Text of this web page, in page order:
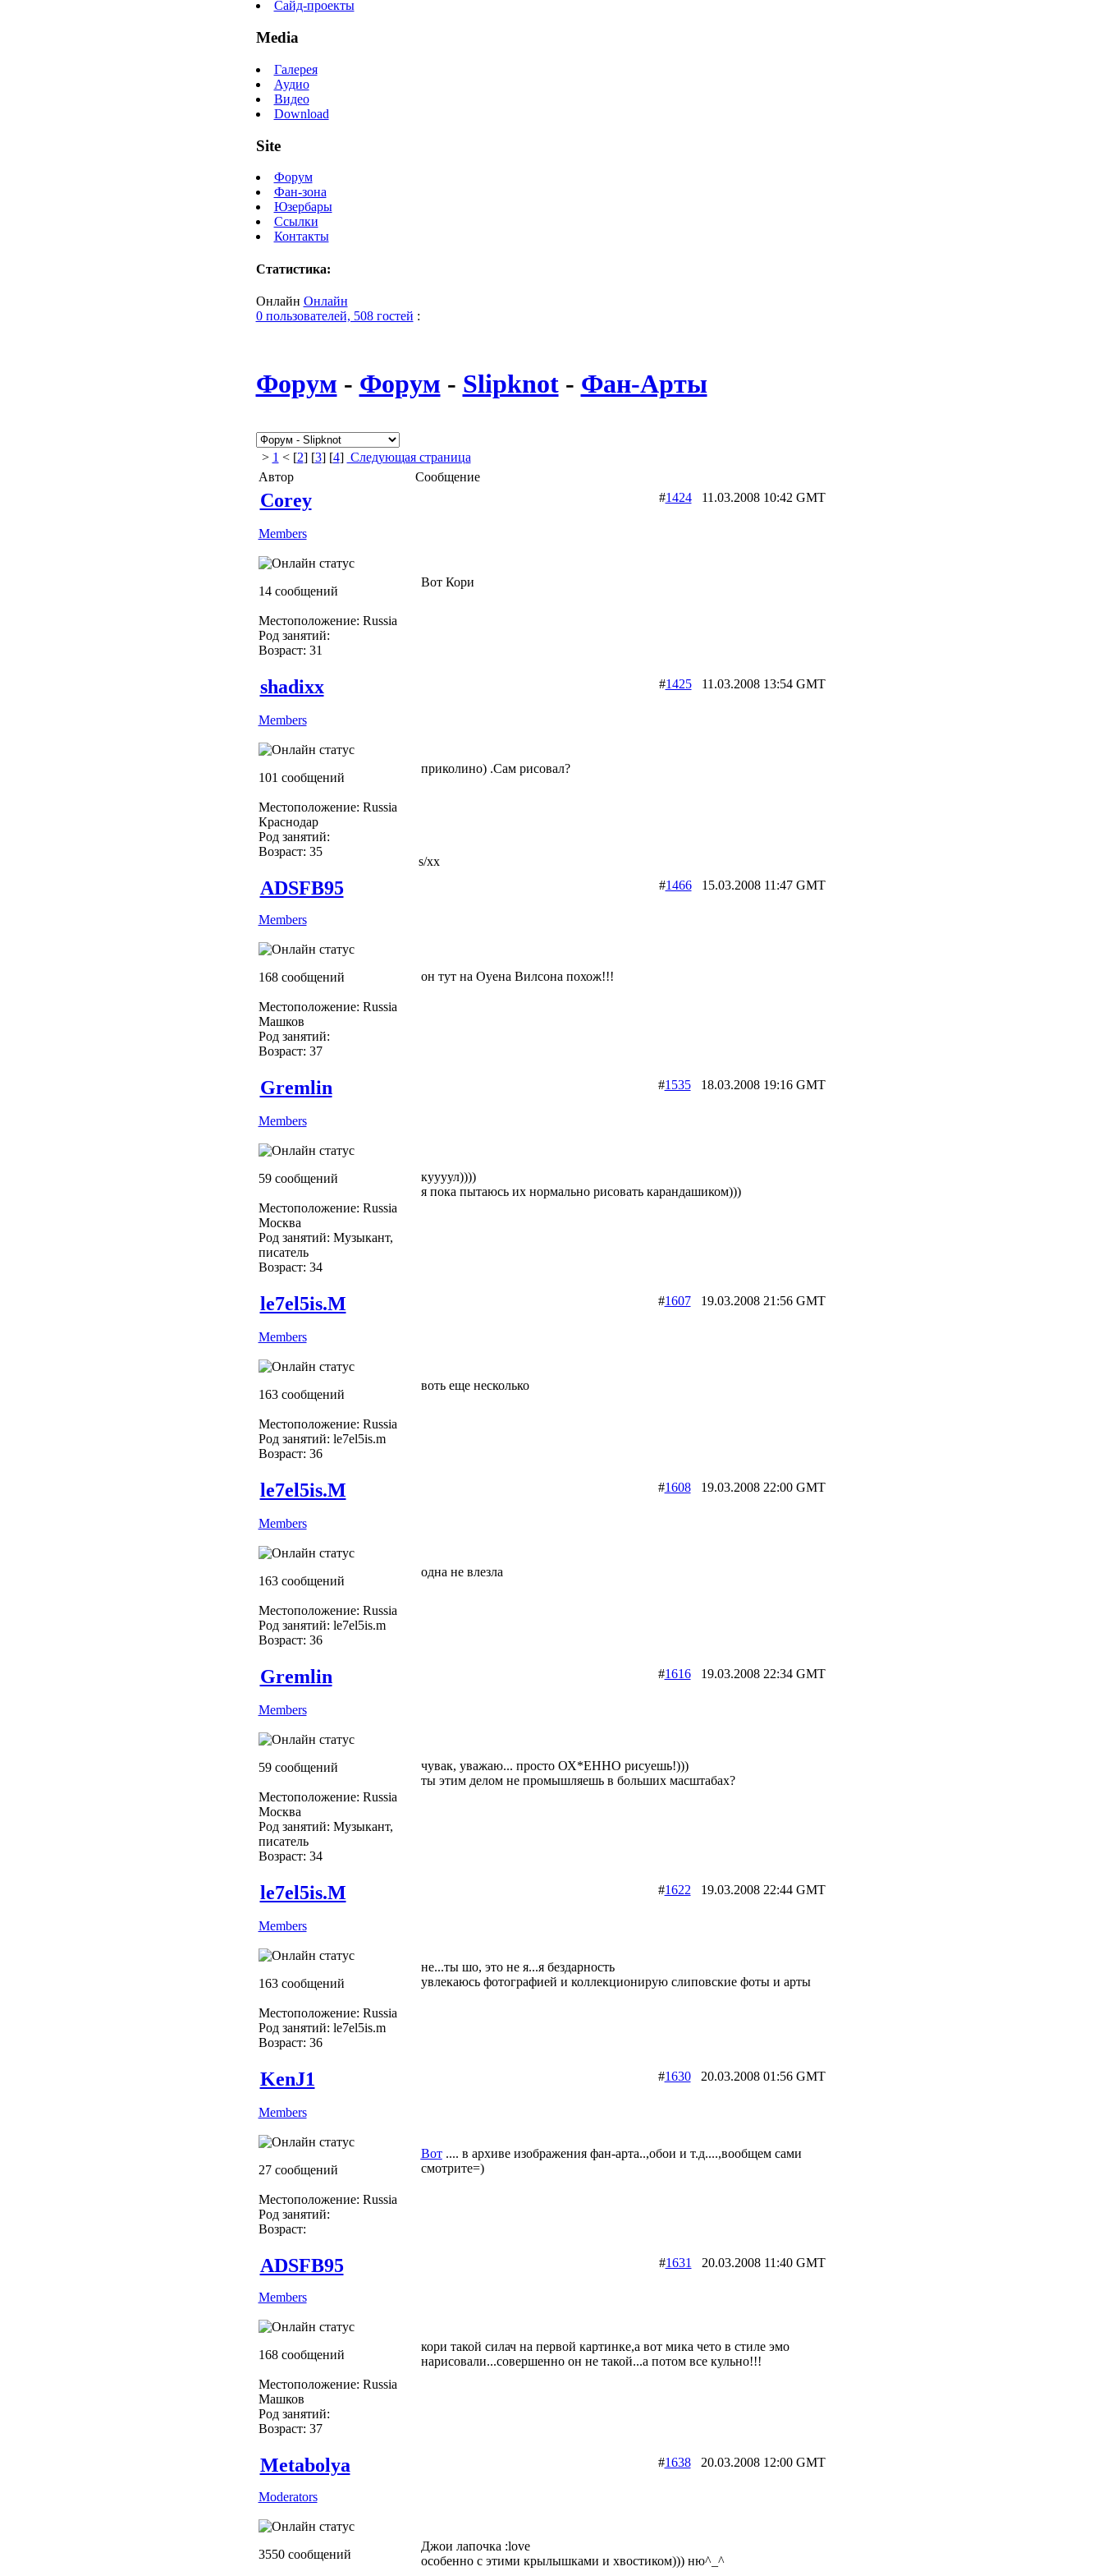
Сайд-проекты
Media
Галерея
Аудио
Видео
Download
Site
Форум
Фан-зона
Юзербары
Ссылки
Контакты
Статистика:
Онлайн Онлайн
0 пользователей, 508 гостей :
Форум - Форум - Slipknot- Фан-Арты
> 1 < [2] [3] [4] Следующая страница
Автор
Сообщение
Corey
Members
14 сообщений
Местоположение: Russia
Род занятий:
Возраст: 31
#142411.03.2008 10:42 GMT
Вот Кори
shadixx
Members
101 сообщений
Местоположение: Russia
Краснодар
Род занятий:
Возраст: 35
#142511.03.2008 13:54 GMT
приколино) .Сам рисовал?
s/xx
ADSFB95
Members
168 сообщений
Местоположение: Russia
Машков
Род занятий:
Возраст: 37
#146615.03.2008 11:47 GMT
он тут на Оуена Вилсона похож!!!
Gremlin
Members
59 сообщений
Местоположение: Russia
Москва
Род занятий: Музыкант,
писатель
Возраст: 34
#153518.03.2008 19:16 GMT
куууул))))
я пока пытаюсь их нормально рисовать карандашиком)))
le7el5is.M
Members
163 сообщений
Местоположение: Russia
Род занятий: le7el5is.m
Возраст: 36
#160719.03.2008 21:56 GMT
воть еще несколько
le7el5is.M
Members
163 сообщений
Местоположение: Russia
Род занятий: le7el5is.m
Возраст: 36
#160819.03.2008 22:00 GMT
одна не влезла
Gremlin
Members
59 сообщений
Местоположение: Russia
Москва
Род занятий: Музыкант,
писатель
Возраст: 34
#161619.03.2008 22:34 GMT
чувак, уважаю... просто ОХ*ЕННО рисуешь!)))
ты этим делом не промышляешь в больших масштабах?
le7el5is.M
Members
163 сообщений
Местоположение: Russia
Род занятий: le7el5is.m
Возраст: 36
#1622 19.03.2008 22:44 GMT
не...ты шо, это не я...я бездарность
увлекаюсь фотографией и коллекционирую слиповские фоты и арты
KenJ1
Members
27 сообщений
Местоположение: Russia
Род занятий:
Возраст:
#163020.03.2008 01:56 GMT
Вот.... в архиве изображения фан-арта..,обои и т.д....,вообщем сами
смотрите=)
ADSFB95
Members
168 сообщений
Местоположение: Russia
Машков
Род занятий:
Возраст: 37
#1631 20.03.2008 11:40 GMT
кори такой силач на первой картинке,а вот мика чето в стиле эмо
нарисовали...совершенно он не такой...а потом все кульно!!!
Metabolya
Moderators
3550 сообщений
#163820.03.2008 12:00 GMT
Джои лапочка :love
особенно с этими крылышками и хвостиком))) ню^_^